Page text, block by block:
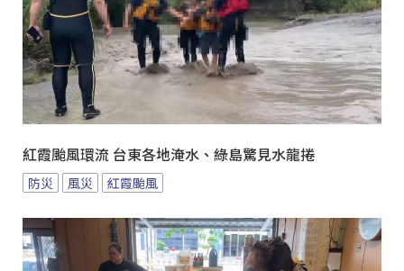
紅霞颱風環流 台東各地淹水、綠島驚見水龍捲
防災 風災 紅霞颱風